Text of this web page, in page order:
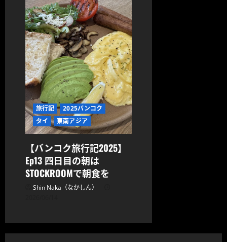
旅行記
2025バンコク
タイ
東南アジア
【バンコク旅行記2025】
Ep13 四日目の朝は
STOCKROOMで朝食を
Shin Naka（なかしん）